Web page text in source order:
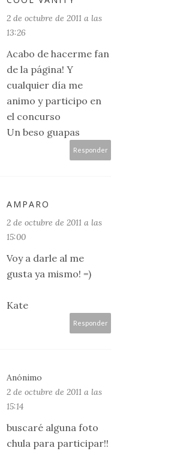
2 de octubre de 2011 a las
13:26
Acabo de hacerme fan
de la página! Y
cualquier día me
animo y participo en
el concurso
Un beso guapas
Responder
AMPARO
2 de octubre de 2011 a las
15:00
Voy a darle al me
gusta ya mismo! =)
Kate
Responder
Anónimo
2 de octubre de 2011 a las
15:14
buscaré alguna foto
chula para participar!!